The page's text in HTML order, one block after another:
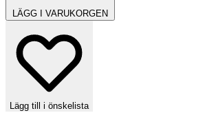
LÄGG I VARUKORGEN
Lägg till i önskelista